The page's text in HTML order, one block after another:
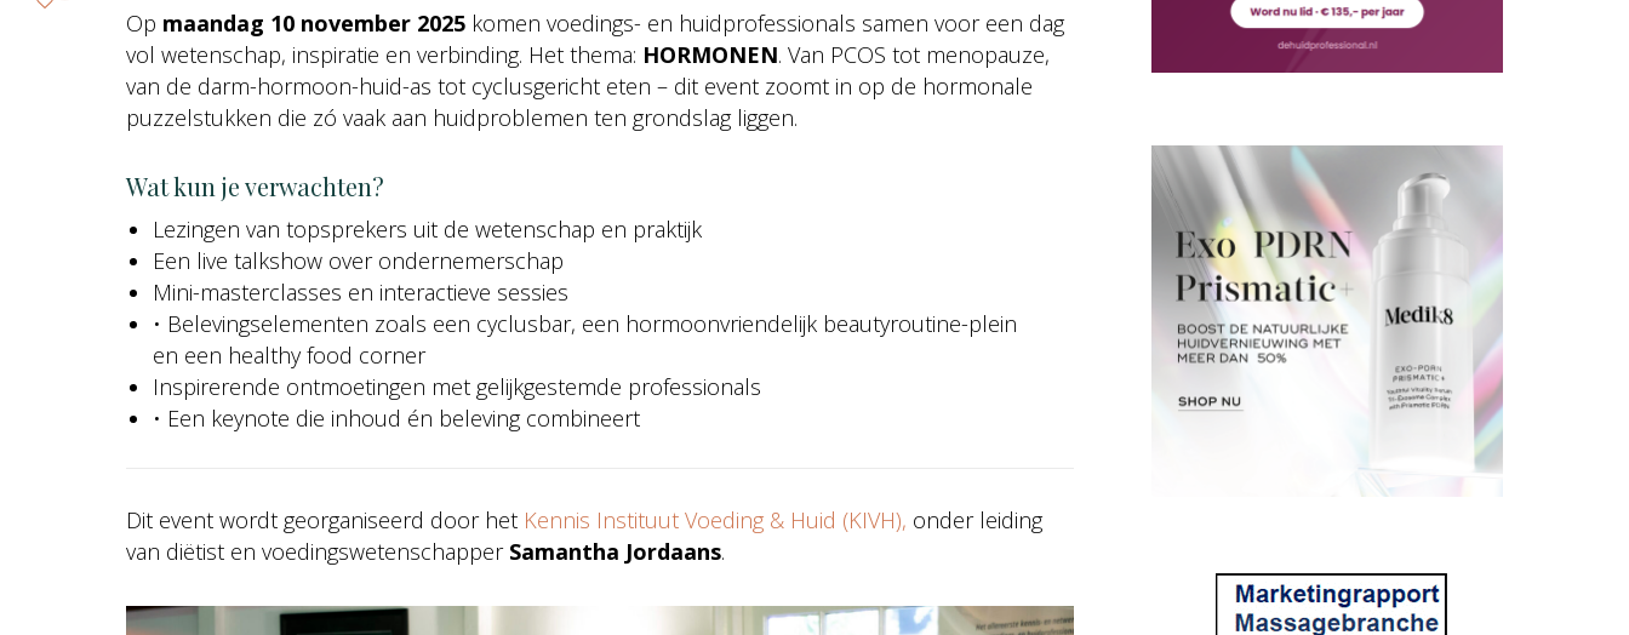
Op maandag 10 november 2025 komen voedings- en huidprofessionals samen voor een dag
vol wetenschap, inspiratie en verbinding. Het thema: HORMONEN. Van PCOS tot menopauze,
van de darm-hormoon-huid-as tot cyclusgericht eten – dit event zoomt in op de hormonale
puzzelstukken die zó vaak aan huidproblemen ten grondslag liggen.
Wat kun je verwachten?
Lezingen van topsprekers uit de wetenschap en praktijk
Een live talkshow over ondernemerschap
Mini-masterclasses en interactieve sessies
• Belevingselementen zoals een cyclusbar, een hormoonvriendelijk beautyroutine-plein
en een healthy food corner
Inspirerende ontmoetingen met gelijkgestemde professionals
• Een keynote die inhoud én beleving combineert
Dit event wordt georganiseerd door het Kennis Instituut Voeding & Huid (KIVH), onder leiding
van diëtist en voedingswetenschapper Samantha Jordaans.